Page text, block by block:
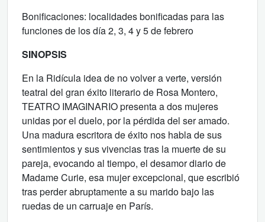
Bonificaciones: localidades bonificadas para las
funciones de los día 2, 3, 4 y 5 de febrero
SINOPSIS
En la Ridícula idea de no volver a verte, versión
teatral del gran éxito literario de Rosa Montero,
TEATRO IMAGINARIO presenta a dos mujeres
unidas por el duelo, por la pérdida del ser amado.
Una madura escritora de éxito nos habla de sus
sentimientos y sus vivencias tras la muerte de su
pareja, evocando al tiempo, el desamor diario de
Madame Curie, esa mujer excepcional, que escribió
tras perder abruptamente a su marido bajo las
ruedas de un carruaje en París.